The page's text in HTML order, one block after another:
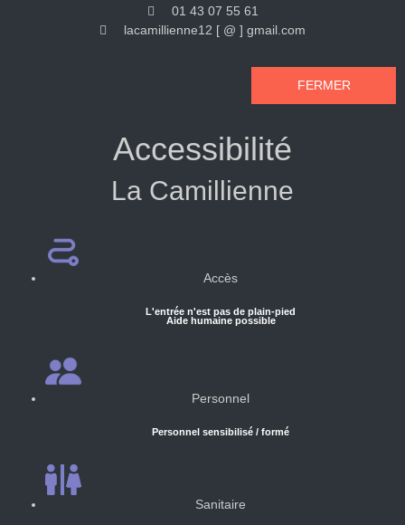
01 43 07 55 61
lacamillienne12 [ @ ] gmail.com
FERMER
Accessibilité
La Camillienne
Accès
L'entrée n'est pas de plain-pied
Aide humaine possible
Personnel
Personnel sensibilisé / formé
Sanitaire